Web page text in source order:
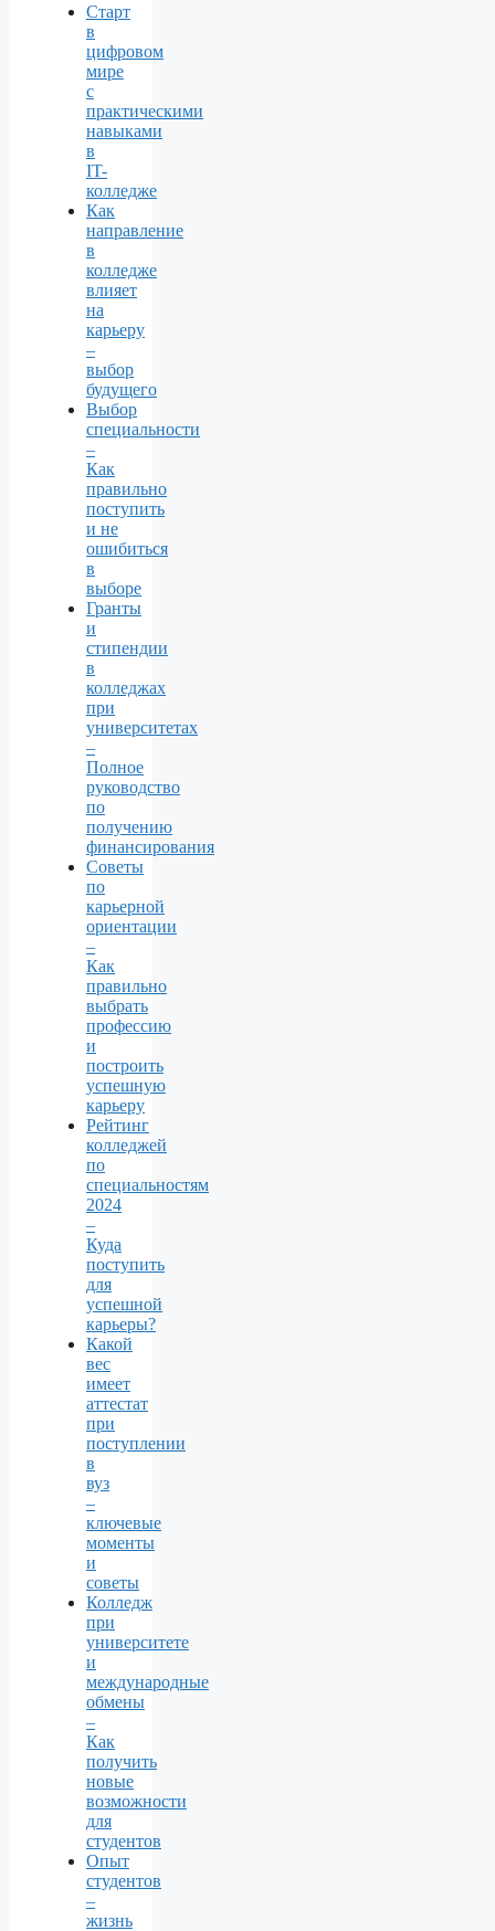
Старт
в
цифровом
мире
с
практическими
навыками
в
IT-
колледже
Как
направление
в
колледже
влияет
на
карьеру
–
выбор
будущего
Выбор
специальности
–
Как
правильно
поступить
и не
ошибиться
в
выборе
Гранты
и
стипендии
в
колледжах
при
университетах
–
Полное
руководство
по
получению
финансирования
Советы
по
карьерной
ориентации
–
Как
правильно
выбрать
профессию
и
построить
успешную
карьеру
Рейтинг
колледжей
по
специальностям
2024
–
Куда
поступить
для
успешной
карьеры?
Какой
вес
имеет
аттестат
при
поступлении
в
вуз
–
ключевые
моменты
и
советы
Колледж
при
университете
и
международные
обмены
–
Как
получить
новые
возможности
для
студентов
Опыт
студентов
–
жизнь